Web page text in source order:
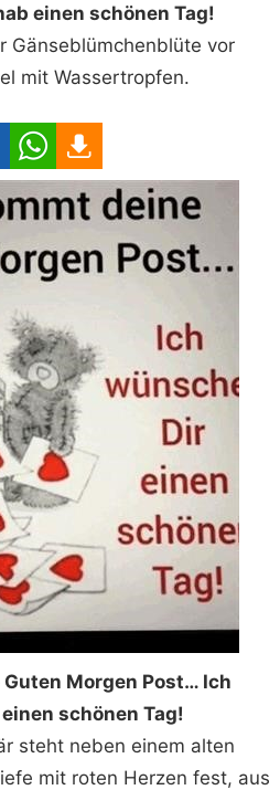
einen schönen Tag!
Gänseblümchenblüte vor
mit Wassertropfen.
Morgen Post… Ich
schönen Tag!
steht neben einem alten
mit roten Herzen fest, aus